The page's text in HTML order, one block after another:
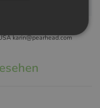
karin@pearhead.com